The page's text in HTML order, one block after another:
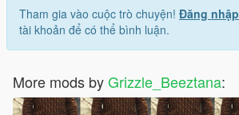
Tham gia vào cuộc trò chuyện! Đăng nhập
tài khoản để có thể bình luận.
More mods byGrizzle_Beeztana: